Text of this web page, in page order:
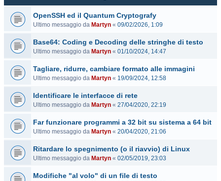
OpenSSH ed il Quantum Cryptografy
Ultimo messaggio da Martyn « 09/02/2026, 1:09
Base64: Coding e Decoding delle stringhe di testo
Ultimo messaggio da Martyn « 01/10/2024, 14:47
Tagliare, ridurre, cambiare formato alle immagini
Ultimo messaggio da Martyn « 19/09/2024, 12:58
Identificare le interfacce di rete
Ultimo messaggio da Martyn « 27/04/2020, 22:19
Far funzionare programmi a 32 bit su sistema a 64 bit
Ultimo messaggio da Martyn « 20/04/2020, 21:06
Ritardare lo spegnimento (o il riavvio) di Linux
Ultimo messaggio da Martyn « 02/05/2019, 23:03
Modifiche "al volo" di un file di testo